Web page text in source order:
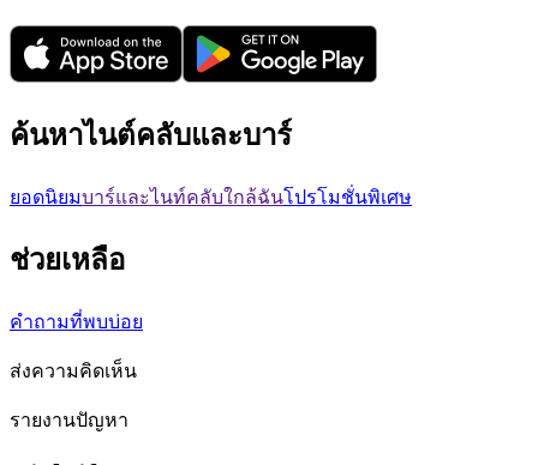
ค้นหาไนต์คลับและบาร์
ยอดนิยมบาร์และไนท์คลับใกล้ฉันโปรโมชั่นพิเศษ
ช่วยเหลือ
คำถามที่พบบ่อย
ส่งความคิดเห็น
รายงานปัญหา